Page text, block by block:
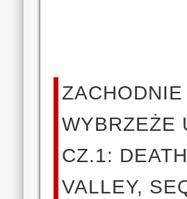
ZACHODNIE
WYBRZEŻE
CZ.1: DEATH
VALLEY,